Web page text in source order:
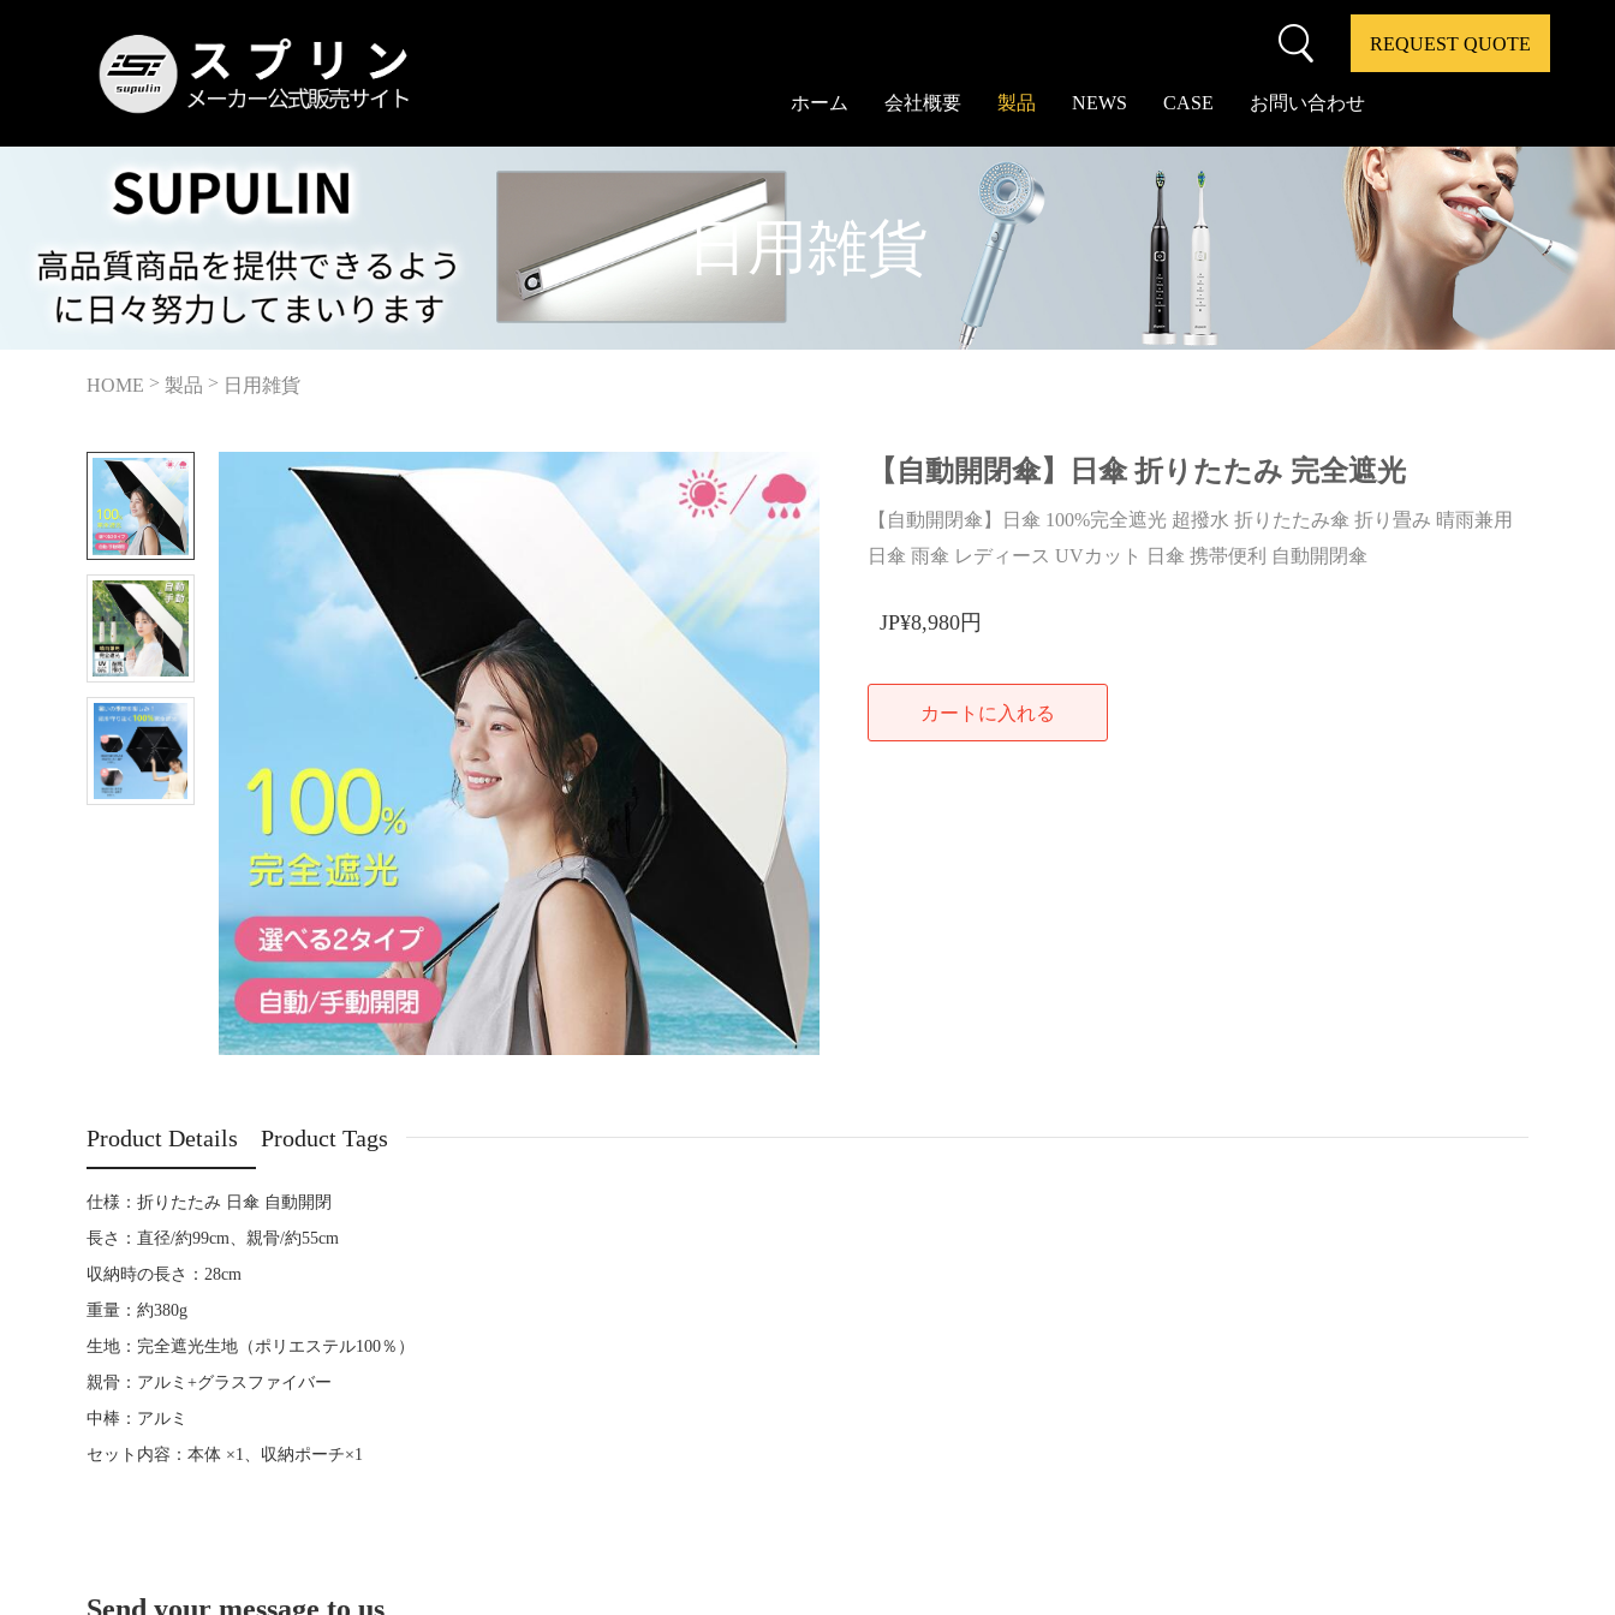
REQUEST QUOTE
ホーム 会社概要 製品 NEWS CASE お問い合わせ
日用雑貨
HOME > 製品 > 日用雑貨
【自動開閉傘】日傘 折りたたみ 完全遮光
【自動開閉傘】日傘 100%完全遮光 超撥水 折りたたみ傘 折り畳み 晴雨兼用
日傘 雨傘 レディース UVカット 日傘 携帯便利 自動開閉傘
JP¥8,980円
カートに入れる
Product Details Product Tags
仕様：折りたたみ 日傘 自動開閉
長さ：直径/約99cm、親骨/約55cm
収納時の長さ：28cm
重量：約380g
生地：完全遮光生地（ポリエステル100％）
親骨：アルミ+グラスファイバー
中棒：アルミ
セット内容：本体 ×1、収納ポーチ×1